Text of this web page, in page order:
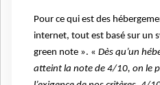
Pour ce qui est des
internet, tout est basé sur un
green note ». « Dès qu’un
atteint la note de 4/10, on le